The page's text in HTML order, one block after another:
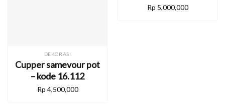
DEKORASI
Cupper samevour pot
– kode 16.112
Rp 4,500,000
Rp 5,000,000